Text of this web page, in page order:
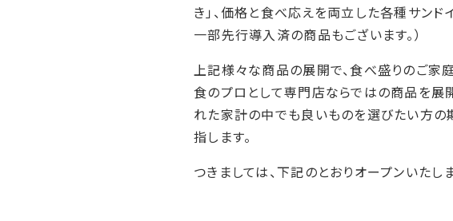
き」、価格と食べ応えを両立した各種サン
一部先行導入済の商品もございます。）
上記様々な商品の展開で、食べ盛りのご家
食のプロとして専門店ならではの商品を展
れた家計の中でも良いものを選びたい方
指します。
つきましては、下記のとおりオープンいたし